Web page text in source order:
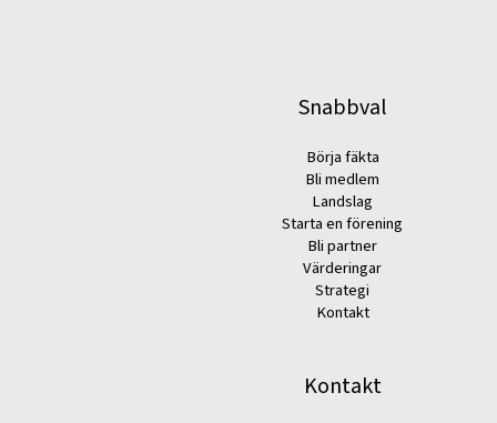
Snabbval
Börja fäkta
Bli medlem
Landslag
Starta en förening
Bli partner
Värderingar
Strategi
Kontakt
Kontakt